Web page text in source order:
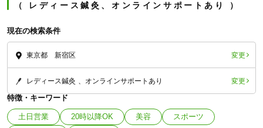
レディース鍼灸、オンラインサポートあり
現在の検索条件
東京都 新宿区 変更
レディース鍼灸 オンラインサポートあり 変更
特徴・キーワード
土日営業 20時以降OK 美容
スポーツ
「健康にはりを見た」